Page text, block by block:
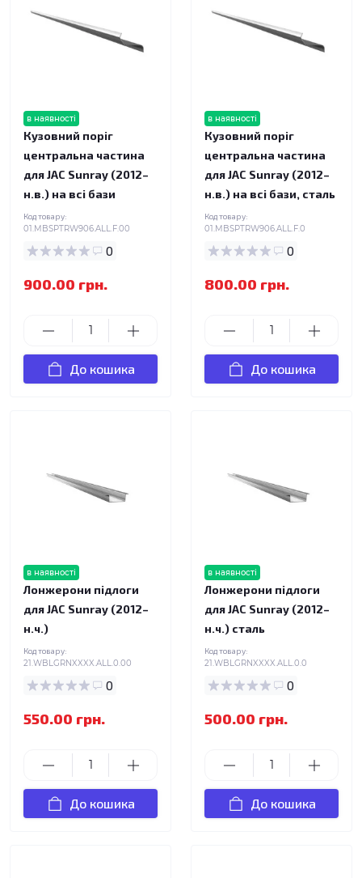
в наявності
Кузовний поріг
центральна частина
для JAC Sunray (2012–
н.в.) на всі бази
Код товару:
01.MBSPTRW906.ALL.F.00
0
900.00 грн.
До кошика
в наявності
Кузовний поріг
центральна частина
для JAC Sunray (2012–
н.в.) на всі бази, сталь
Код товару:
01.MBSPTRW906.ALL.F.0
0
800.00 грн.
До кошика
в наявності
Лонжерони підлоги
для JAC Sunray (2012–
н.ч.)
Код товару:
21.WBLGRNXXXX.ALL.0.00
0
550.00 грн.
До кошика
в наявності
Лонжерони підлоги
для JAC Sunray (2012–
н.ч.) сталь
Код товару:
21.WBLGRNXXXX.ALL.0.0
0
500.00 грн.
До кошика